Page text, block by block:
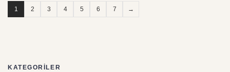
1 2 3 4 5 6 7 →
KATEGORILER